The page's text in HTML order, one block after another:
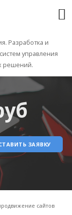
Разработка и
управления
решений.
ЗАЯВКУ
сайтов